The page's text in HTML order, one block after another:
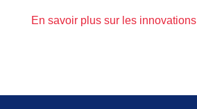
En savoir plus sur les innovations